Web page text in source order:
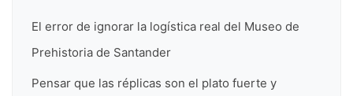
El error de ignorar la logística real del Museo de
Prehistoria de Santander
Pensar que las réplicas son el plato fuerte y